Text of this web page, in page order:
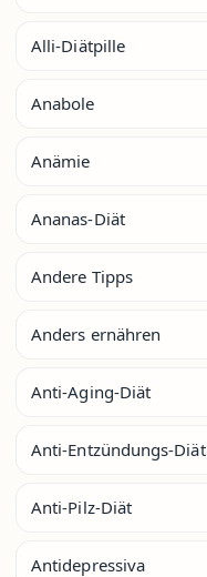
Alli-Diätpille
Anabole
Anämie
Ananas-Diät
Andere Tipps
Anders ernähren
Anti-Aging-Diät
Anti-Entzündungs-Diät
Anti-Pilz-Diät
Antidepressiva